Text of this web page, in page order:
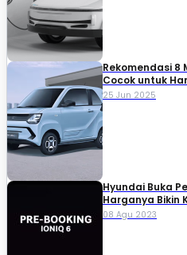
Rekomendasi 8
Cocok untuk
25 Jun 2025
Hyundai Buka
Harganya Bikin
08 Agu 2023